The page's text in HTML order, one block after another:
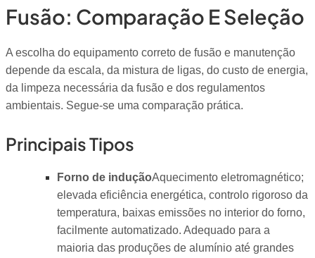
Fusão: Comparação E Seleção
A escolha do equipamento correto de fusão e manutenção
depende da escala, da mistura de ligas, do custo de energia,
da limpeza necessária da fusão e dos regulamentos
ambientais. Segue-se uma comparação prática.
Principais Tipos
Forno de induçãoAquecimento eletromagnético;
elevada eficiência energética, controlo rigoroso da
temperatura, baixas emissões no interior do forno,
facilmente automatizado. Adequado para a
maioria das produções de alumínio até grandes